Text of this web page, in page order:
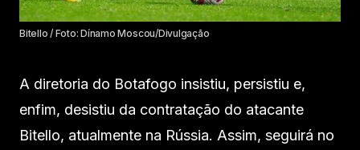
Bitello / Foto: Dínamo Moscou/Divulgação
A diretoria do Botafogo insistiu, persistiu e,
enfim, desistiu da contratação do atacante
Bitello, atualmente na Rússia. Assim, seguirá no